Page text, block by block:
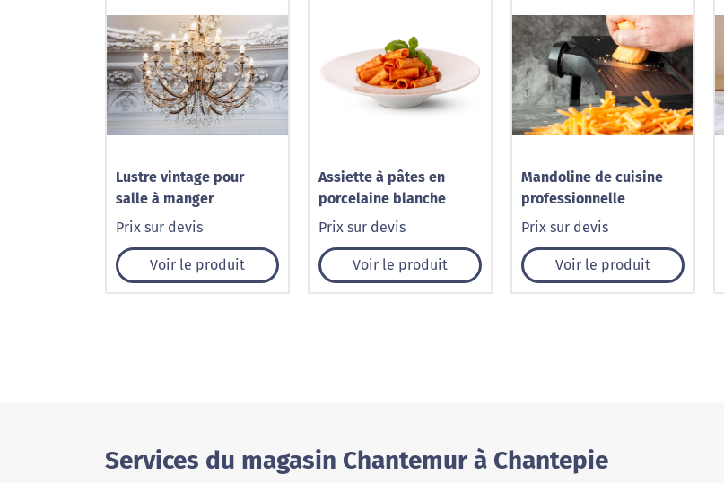
Lustre vintage pour
salle à manger
Prix sur devis
Voir le produit
Assiette à pâtes en
porcelaine blanche
Prix sur devis
Voir le produit
Mandoline de cuisine
professionnelle
Prix sur devis
Voir le produit
Services du magasin Chantemur à Chantepie